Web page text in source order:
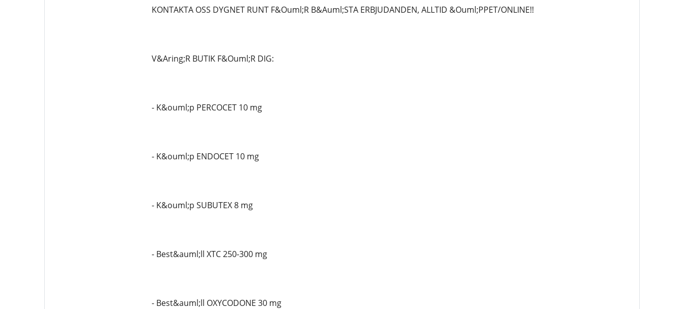
KONTAKTA OSS DYGNET RUNT F&Ouml;R B&Auml;STA ERBJUDANDEN, ALLTID &Ouml;PPET/ONLINE!!
V&Aring;R BUTIK F&Ouml;R DIG:
- K&ouml;p PERCOCET 10 mg
- K&ouml;p ENDOCET 10 mg
- K&ouml;p SUBUTEX 8 mg
- Best&auml;ll XTC 250-300 mg
- Best&auml;ll OXYCODONE 30 mg